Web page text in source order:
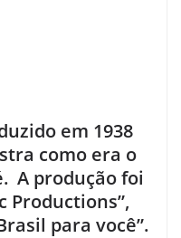
em 1938
como era o
A produção foi
Productions”,
para você”.